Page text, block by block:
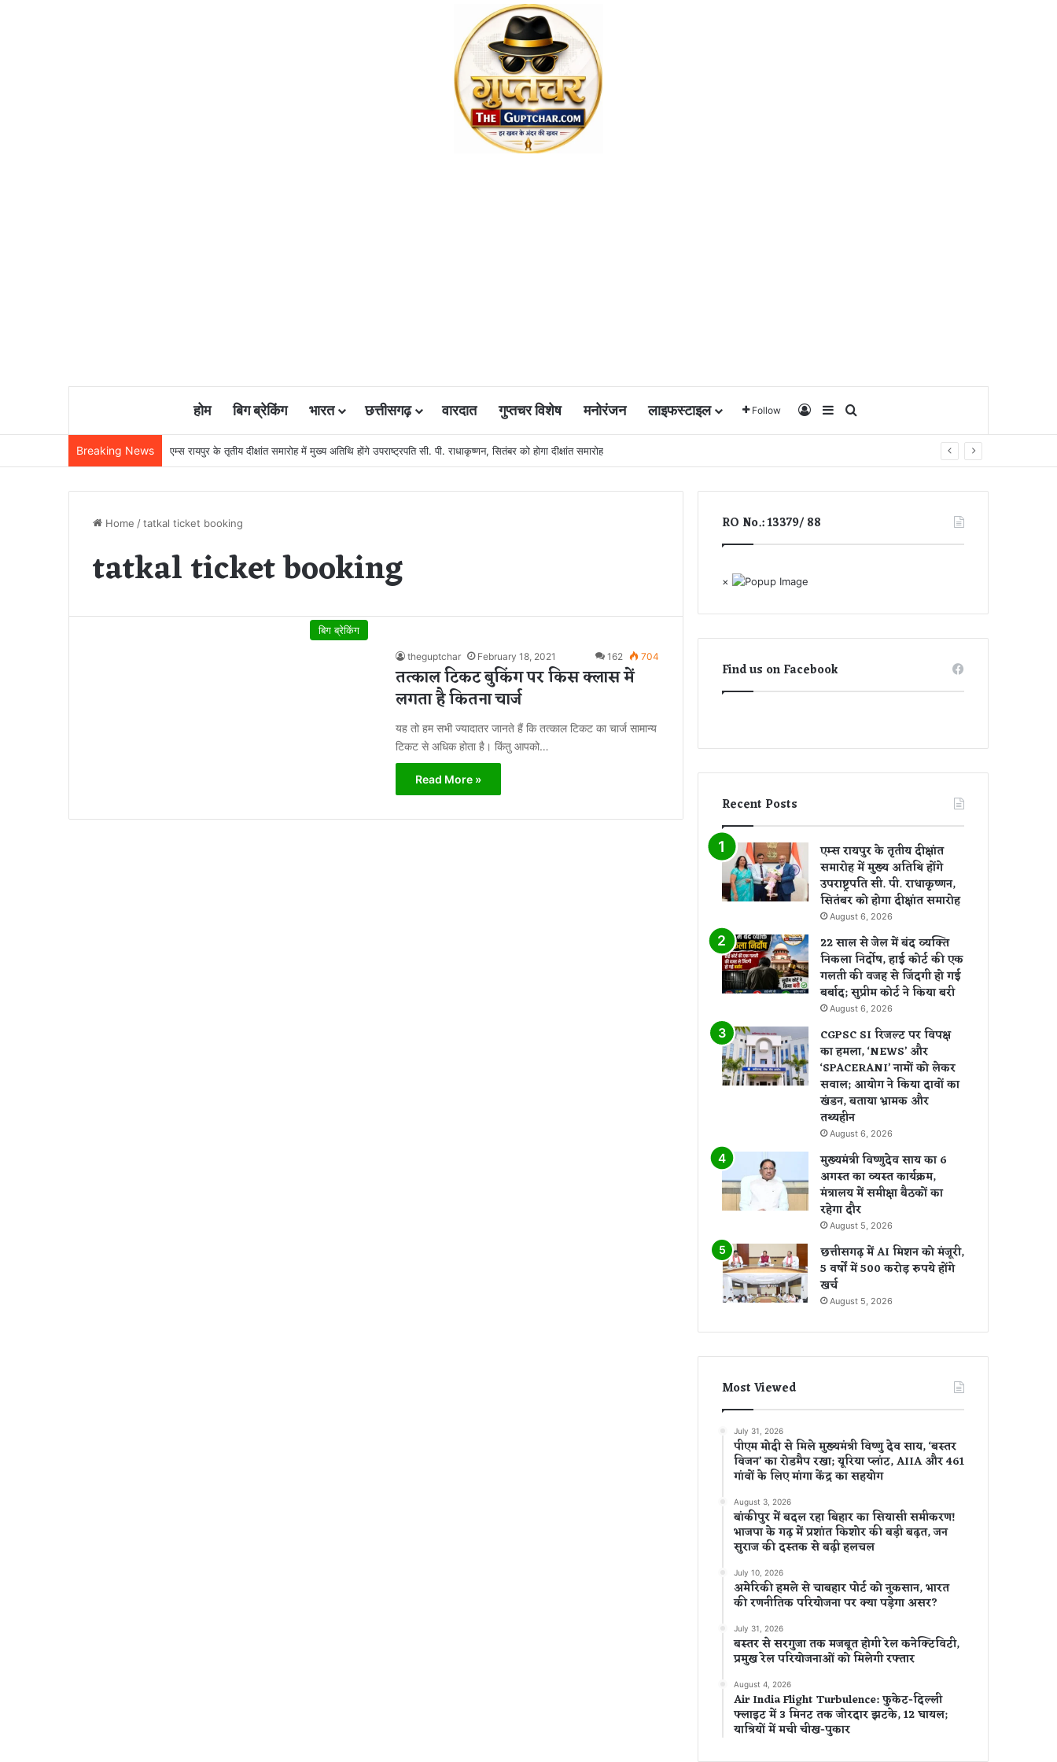
होम बिग ब्रेकिंग भारत छत्तीसगढ़ वारदात गुप्तचर विशेष मनोरंजन लाइफस्टाइल Follow Log InSidebar
Breaking News 22 साल से जेल में बंद व्यक्ति निकला निर्दोष, हाई कोर्ट की एक गलती की वजह से जिंदगी हो गई बर्बाद; सुप्रीम कोर्ट ने किया बरी
Home /tatkal ticket booking
tatkal ticket booking
बिग ब्रेकिंग
theguptchar February 18, 2021 162 704
तत्काल टिकट बुकिंग पर किस क्लास में
लगता है कितना चार्ज
यह तो हम सभी ज्यादातर जानते हैं कि तत्काल टिकट का चार्ज सामान्य
टिकट से अधिक होता है। किंतु आपको…
Read More »
RO No.: 13379/ 88
×
Find us on Facebook
Recent Posts
एम्स रायपुर के तृतीय दीक्षांत
समारोह में मुख्य अतिथि होंगे
उपराष्ट्रपति सी. पी. राधाकृष्णन,
सितंबर को होगा दीक्षांत समारोह
August 6, 2026
22 साल से जेल में बंद व्यक्ति
निकला निर्दोष, हाई कोर्ट की एक
गलती की वजह से जिंदगी हो गई
बर्बाद; सुप्रीम कोर्ट ने किया बरी
August 6, 2026
CGPSC SI रिजल्ट पर विपक्ष
का हमला, ‘NEWS’ और
‘SPACERANI’ नामों को लेकर
सवाल; आयोग ने किया दावों का
खंडन, बताया भ्रामक और
तथ्यहीन
August 6, 2026
मुख्यमंत्री विष्णुदेव साय का 6
अगस्त का व्यस्त कार्यक्रम,
मंत्रालय में समीक्षा बैठकों का
रहेगा दौर
August 5, 2026
छत्तीसगढ़ में AI मिशन को मंजूरी,
5 वर्षों में 500 करोड़ रुपये होंगे
खर्च
August 5, 2026
Most Viewed
July 31, 2026
पीएम मोदी से मिले मुख्यमंत्री विष्णु देव साय, ‘बस्तर
विजन’ का रोडमैप रखा; यूरिया प्लांट, AIIA और 461
गांवों के लिए मांगा केंद्र का सहयोग
August 3, 2026
बांकीपुर में बदल रहा बिहार का सियासी समीकरण!
भाजपा के गढ़ में प्रशांत किशोर की बड़ी बढ़त, जन
सुराज की दस्तक से बढ़ी हलचल
July 10, 2026
अमेरिकी हमले से चाबहार पोर्ट को नुकसान, भारत
की रणनीतिक परियोजना पर क्या पड़ेगा असर?
July 31, 2026
बस्तर से सरगुजा तक मजबूत होगी रेल कनेक्टिविटी,
प्रमुख रेल परियोजनाओं को मिलेगी रफ्तार
August 4, 2026
Air India Flight Turbulence: फुकेट-दिल्ली
फ्लाइट में 3 मिनट तक जोरदार झटके, 12 घायल;
यात्रियों में मची चीख-पुकार